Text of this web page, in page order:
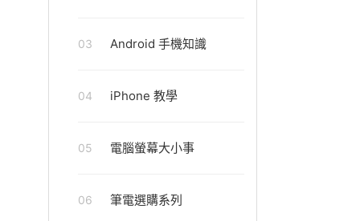
03 Android 手機知識
04 iPhone 教學
05 電腦螢幕大小事
06 筆電選購系列